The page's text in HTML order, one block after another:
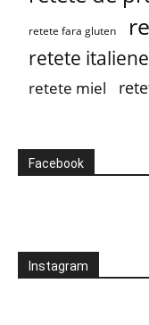
retete fara gluten
retete italiene
retete miel
Facebook
Instagram